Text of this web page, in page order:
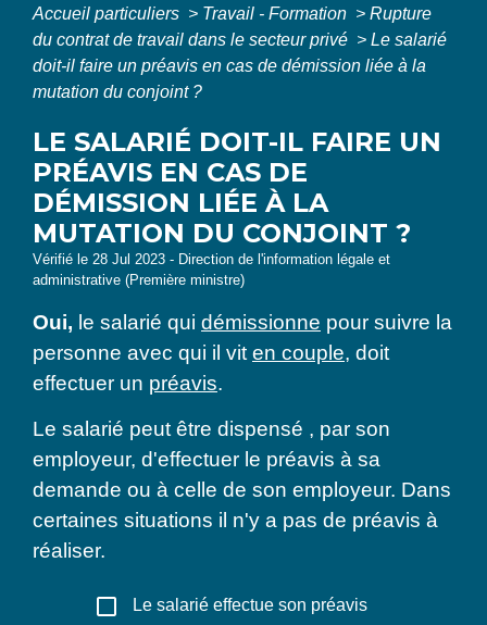
Accueil particuliers > Travail - Formation > Rupture
du contrat de travail dans le secteur privé > Le salarié
doit-il faire un préavis en cas de démission liée à la
mutation du conjoint ?
LE SALARIÉ DOIT-IL FAIRE UN
PRÉAVIS EN CAS DE
DÉMISSION LIÉE À LA
MUTATION DU CONJOINT ?
Vérifié le 28 Jul 2023 - Direction de l'information légale et
administrative (Première ministre)
Oui, le salarié qui démissionne pour suivre la
personne avec qui il viten couple, doit
effectuer un préavis.
Le salarié peut être dispensé , par son
employeur, d'effectuer le préavis à sa
demande ou à celle de son employeur. Dans
certaines situations il n'y a pas de préavis à
réaliser.
check_box_outline_blank Le salarié effectue son préavis